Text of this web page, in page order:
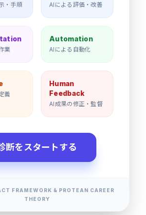
・手順 AIによる評価・改善
業
Automation
AIによる自動化
義
Human
Feedback
AI成果の修正・監督
断をスタートする
FRAMEWORK & PROTEAN CAREER
THEORY